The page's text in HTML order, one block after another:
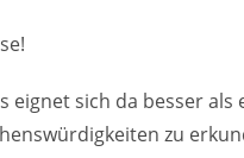
eignet sich da besser
zu